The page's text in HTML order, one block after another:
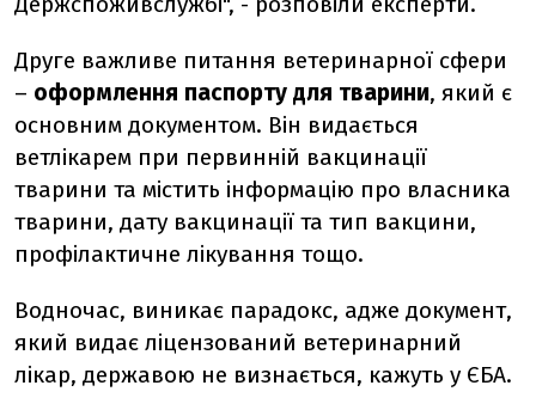
Друге важливе питання ветеринарної сфери
– оформлення паспорту для тварини, який є
основним документом. Він видається
ветлікарем при первинній вакцинації
тварини та містить інформацію про власника
тварини, дату вакцинації та тип вакцини,
профілактичне лікування тощо.
Водночас, виникає парадокс, адже документ,
який видає ліцензований ветеринарний
лікар, державою не визнається, кажуть у ЄБА.